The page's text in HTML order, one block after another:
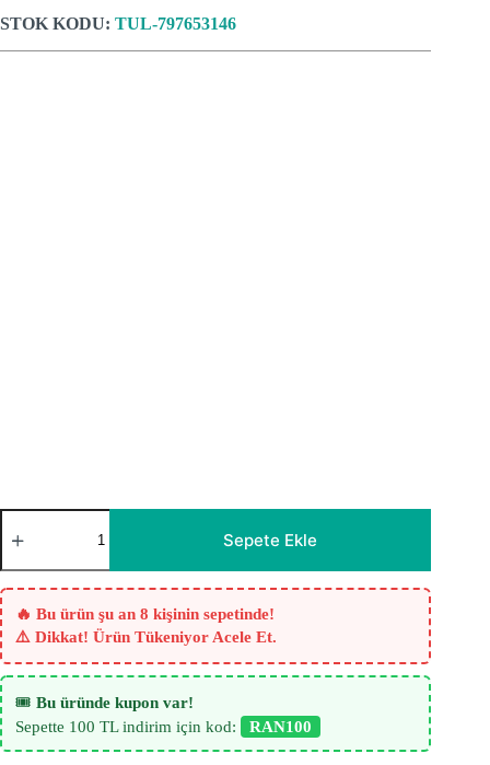
STOK KODU: TUL-797653146
Tilla
Şerit
Beyaz
Tül
Perde
adet
Sepete Ekle
🔥 Bu ürün şu an 8 kişinin sepetinde!
⚠️ Dikkat! Ürün Tükeniyor Acele Et.
🎟️ Bu üründe kupon var!
Sepette 100 TL indirim için kod:
RAN100